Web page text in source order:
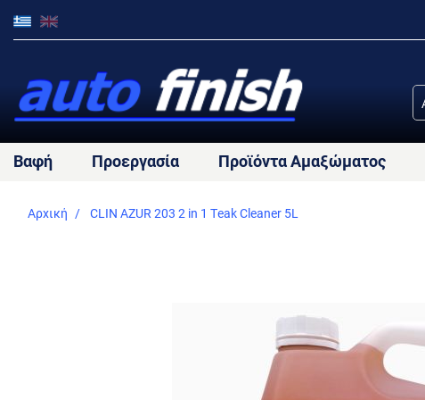
Βαφή Προεργασία Προϊόντα Αμαξώματος
Αρχική CLIN AZUR 203 2 in 1 Teak Cleaner 5L